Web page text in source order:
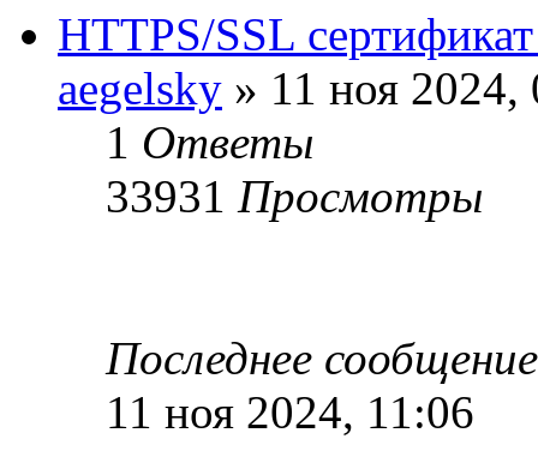
HTTPS/SSL
aegelsky » 11 ноя 2024,
1 Ответы
33931 Просмотры
Последнее
11 ноя 2024, 11:06